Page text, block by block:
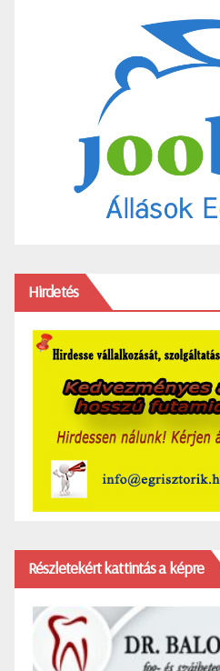
Hirdetés
Részletekért kattintás a képre